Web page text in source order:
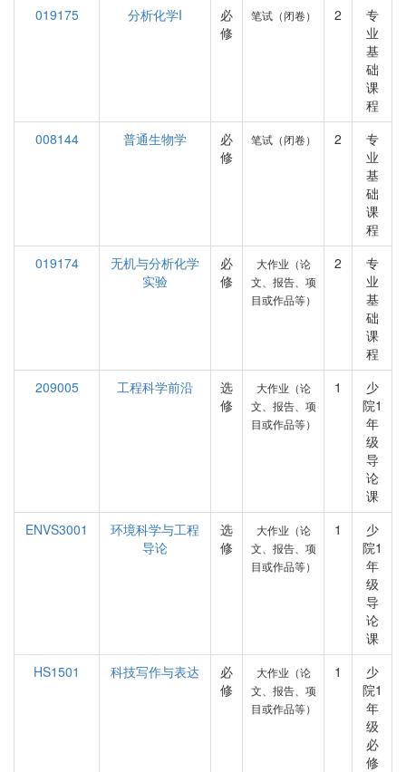
019175 分析化学I
必
修
笔试（闭卷） 2
专
业
基
础
课
程
008144
普通生物学
必
修
笔试（闭卷） 2
专
业
基
础
课
程
019174
无机与分析化学
实验
必
修
大作业（论
文、报告、项
目或作品等）
2
专
业
基
础
课
程
209005
工程科学前沿
选
修
大作业（论
文、报告、项
目或作品等）
1
少
院1
年
级
导
论
课
ENVS3001
环境科学与工程
导论
选
修
大作业（论
文、报告、项
目或作品等）
1
少
院1
年
级
导
论
课
HS1501
科技写作与表达
必
修
大作业（论
文、报告、项
目或作品等）
1
少
院1
年
级
必
修